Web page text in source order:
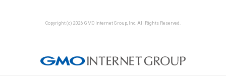
Copyright (c) 2026 GMO Internet Group, Inc. All Rights Reserved.